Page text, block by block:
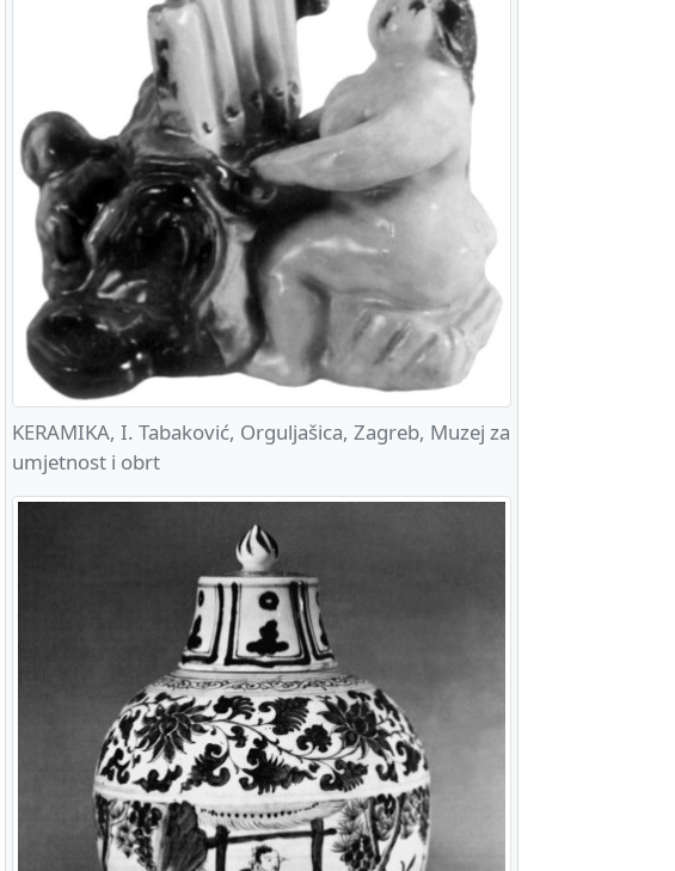
KERAMIKA, I. Tabaković, Orguljašica, Zagreb, Muzej za
umjetnost i obrt